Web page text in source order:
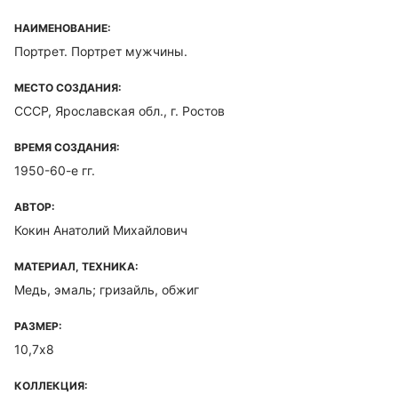
НАИМЕНОВАНИЕ:
Портрет. Портрет мужчины.
МЕСТО СОЗДАНИЯ:
СССР, Ярославская обл., г. Ростов
ВРЕМЯ СОЗДАНИЯ:
1950-60-е гг.
АВТОР:
Кокин Анатолий Михайлович
МАТЕРИАЛ, ТЕХНИКА:
Медь, эмаль; гризайль, обжиг
РАЗМЕР:
10,7х8
КОЛЛЕКЦИЯ: